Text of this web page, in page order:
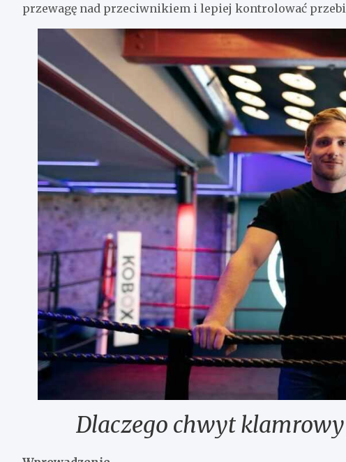
przewagę nad przeciwnikiem i lepiej kontrolować
Dlaczego chwyt